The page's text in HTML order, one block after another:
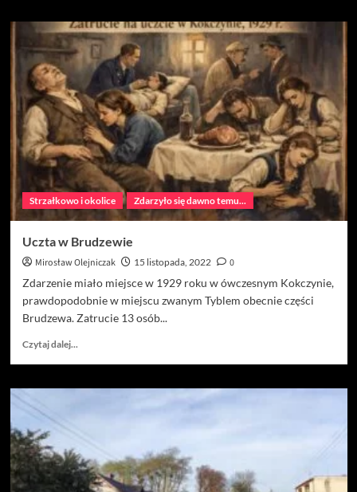
o
Wyrodna
matka
(Brudzewo)
Strzałkowo i okolice Zdarzyło się dawno temu...
Uczta w Brudzewie
Mirosław Olejniczak 15 listopada, 2022
0
Zdarzenie miało miejsce w 1929 roku w ówczesnym Kokczynie,
prawdopodobnie w miejscu zwanym Tyblem obecnie części
Brudzewa. Zatrucie 13 osób...
Czytaj dalej...
o